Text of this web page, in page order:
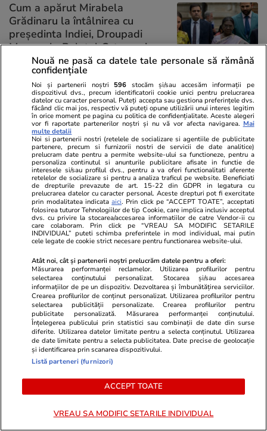
Cum a apărut Mirabela
Grădinaru la întâlnirea cu
președinta Indiei, Droupadi
Murmu, la Palatul Cotroceni.
Motivul pentru care a ales o
rochie galbenă
PARTENERI
ZiaruldeIasi.ro
Compania care va începe
construirea unui parc fotovoltaic
uriaș la marginea Iașului a învârtit
anul trecut 160 de milioane de
euro. Cine este fondatorul
Fanatik.ro
Cât a
Dinamo –
primul
ULTIMELE ȘTIRI
Nouă ne pasă ca datele tale personale să rămână
confidențiale
Noi și partenerii noștri 596 stocăm și/sau accesăm informații pe
dispozitivul dvs., precum identificatorii cookie unici pentru prelucrarea
datelor cu caracter personal. Puteți accepta sau gestiona preferințele dvs.
făcând clic mai jos, respectiv vă puteți opune utilizării unui interes legitim
în orice moment pe pagina cu politica de confidențialitate. Aceste alegeri
vor fi raportate partenerilor noștri și nu vă vor afecta navigarea. Mai
multe detalii
Noi si partenerii nostri (retelele de socializare si agentiile de publicitate
partenere, precum si furnizorii nostri de servicii de date analitice)
prelucram date pentru a permite website-ului sa functioneze, pentru a
personaliza continutul si anunturile publicitare afisate in functie de
interesele si/sau profilul dvs., pentru a va oferi functionalitati aferente
retelelor de socializare si pentru a analiza traficul pe website. Beneficiati
de drepturile prevazute de art. 15-22 din GDPR in legatura cu
prelucrarea datelor cu caracter personal. Aceste drepturi pot fi exercitate
prin modalitatea indicataaici. Prin click pe “ACCEPT TOATE”, acceptati
folosirea tuturor Tehnologiilor de tip Cookie, care implica inclusiv acceptul
dvs. cu privire la stocarea/accesarea informatiilor de catre Vendor-ii cu
care colaboram. Prin click pe “VREAU SA MODIFIC SETARILE
INDIVIDUAL” puteti schimba preferintele in mod individual, mai putin
cele legate de cookie strict necesare pentru functionarea website-ului.
Atât noi, cât și partenerii noștri prelucrăm datele pentru a oferi:
Măsurarea performanței reclamelor. Utilizarea profilurilor pentru
selectarea conținutului personalizat. Stocarea și/sau accesarea
informațiilor de pe un dispozitiv. Dezvoltarea și îmbunătățirea serviciilor.
Crearea profilurilor de conținut personalizat. Utilizarea profilurilor pentru
selectarea publicității personalizate. Crearea profilurilor pentru
publicitate personalizată. Măsurarea performanței conținutului.
Înțelegerea publicului prin statistici sau combinații de date din surse
diferite. Utilizarea datelor limitate pentru a selecta conținutul. Utilizarea
de date limitate pentru a selecta publicitatea. Date precise de geolocație
și identificarea prin scanarea dispozitivului.
Listă parteneri (furnizori)
ACCEPT TOATE
VREAU SA MODIFIC SETARILE INDIVIDUAL